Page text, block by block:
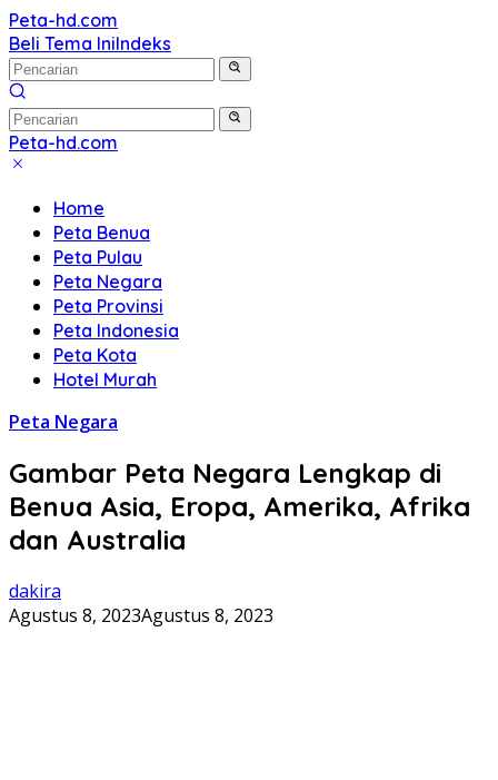
Langsung
ke
konten
Peta-hd.com
Kumpulan
Gambar
Peta
HD
Beli Tema IniIndeks
Peta-hd.com
Kumpulan
Peta
HD
Home
Peta Benua
Peta Pulau
Peta Negara
Peta Provinsi
Peta Indonesia
Peta Kota
Hotel Murah
Peta Negara
Gambar Peta Negara Lengkap di
Benua Asia, Eropa, Amerika, Afrika
dan Australia
dakira
Agustus 8, 2023Agustus 8, 2023